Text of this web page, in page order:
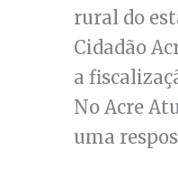
rural do
Cidadão
a
No Acre
uma